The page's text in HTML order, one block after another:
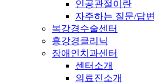
인공관절이란
자주하는 질문/답변
복강경수술센터
흉강경클리닉
장애인치과센터
센터소개
의료진소개